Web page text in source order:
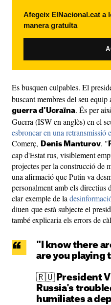
Afegeix ElNacional.cat a
manera gratuïta
Es busquen culpables. El
buscant membres del seu
guerra d'Ucraïna. És per
Guerra (ISW en anglès) en el
esbroncar en una retransmissió
Comerç,
Denis Manturov. "
cap d'Estat rus, visiblement
projectes per la construcció de
una afirmació que Putin va
personalment amb els directius
clar exemple de la
diuen que està subjecte el
també explicaria els errors de
"I know there
are you playing
🇷🇺 President
Russia's
humiliates a